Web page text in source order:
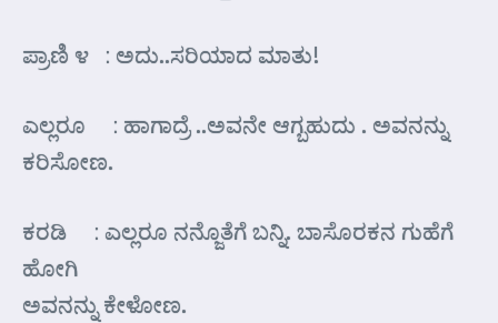
ಪ್ರಾಣಿ ೪ : ಅದು..ಸರಿಯಾದ ಮಾತು!
ಎಲ್ಲರೂ : ಹಾಗಾದ್ರೆ ..ಅವನೇ ಆಗ್ಬಹುದು . ಅವನನ್ನು
ಕರಿಸೋಣ.
ಕರಡಿ : ಎಲ್ಲರೂ ನನ್ಜೊತೆಗೆ ಬನ್ನಿ. ಬಾಸೊರಕನ ಗುಹೆಗೆ
ಹೋಗಿ
ಅವನನ್ನು ಕೇಳೋಣ.